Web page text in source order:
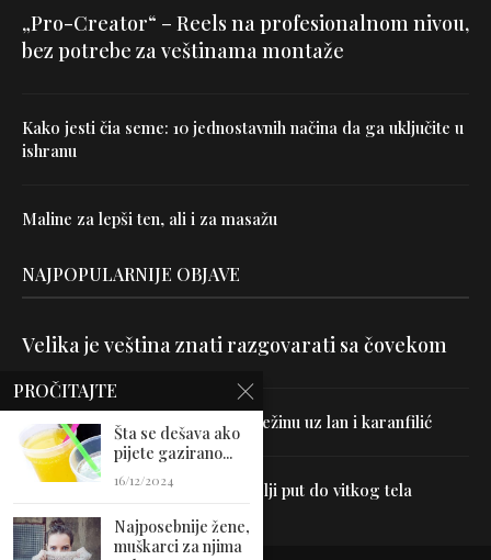
„Pro-Creator“ – Reels na profesionalnom nivou,
bez potrebe za veštinama montaže
Kako jesti čia seme: 10 jednostavnih načina da ga uključite u
ishranu
Maline za lepši ten, ali i za masažu
NAJPOPULARNIJE OBJAVE
Velika je veština znati razgovarati sa čovekom
Uništite parazite i normalizujte težinu uz lan i karanfilić
Dr Hajder: Akupunktura je najbolji put do vitkog tela
PROČITAJTE
Šta se dešava ako
pijete gazirano...
16/12/2024
Najposebnije žene,
muškarci za njima